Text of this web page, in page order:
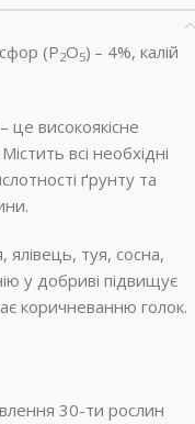
(P2O5) – 4%, калій
високоякісне
всі необхідні
ґрунту та
туя, сосна,
у добриві підвищує
коричневанню голок.
30-ти рослин